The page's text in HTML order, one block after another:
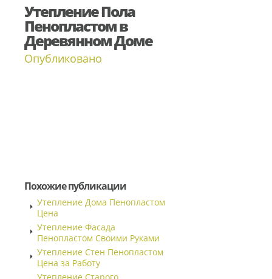
Утепление Пола
Пенопластом в
Деревянном Доме
Опубликовано
Похожие публикации
Утепление Дома Пенопластом
Цена
Утепление Фасада
Пенопластом Своими Руками
Утепление Стен Пенопластом
Цена за Работу